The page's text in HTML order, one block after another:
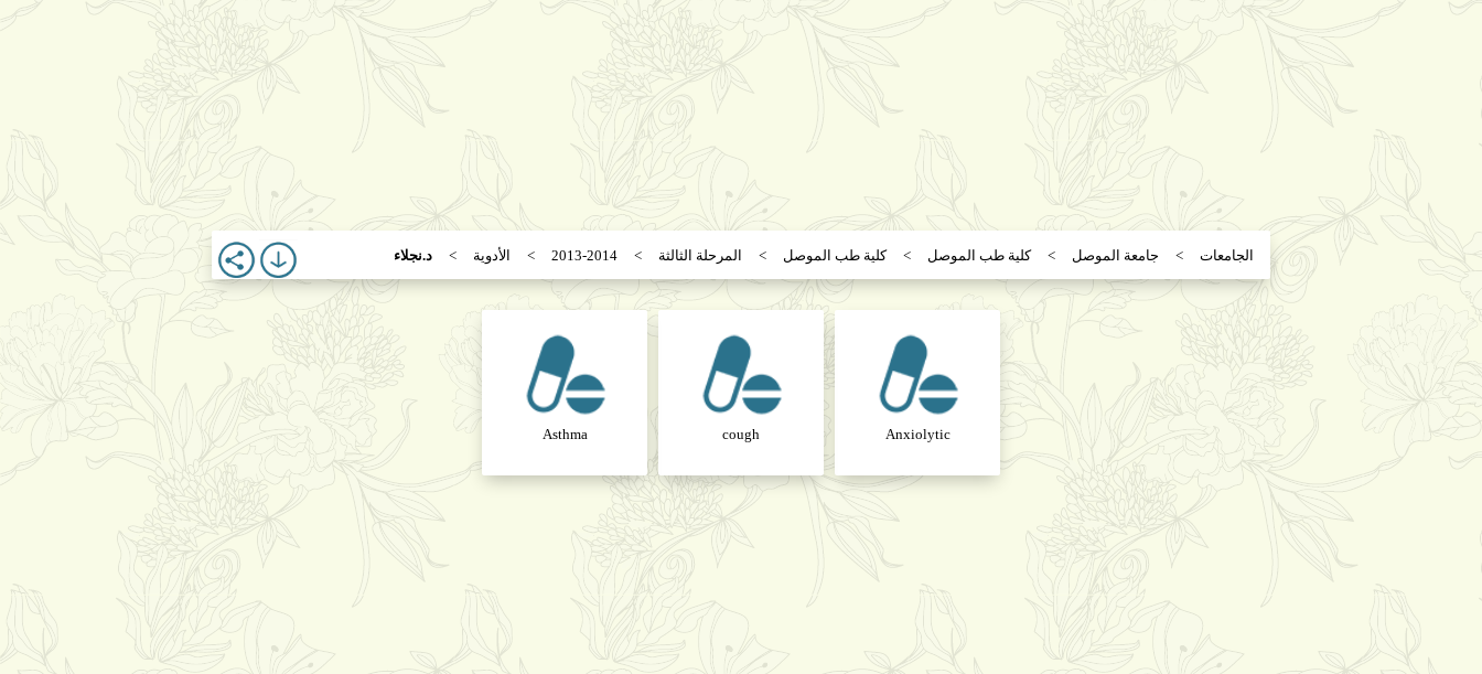
الجامعات جامعة الموصل كلية طب الموصل كلية طب الموصل المرحلة الثالثة 2013-2014 الأدوية د.نجلاء
Anxiolytic
cough
Asthma